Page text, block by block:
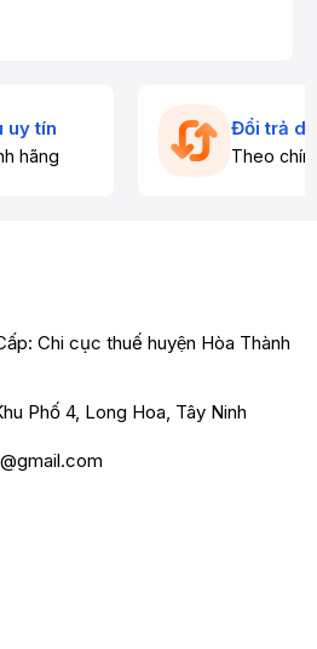
uy tín
hãng
Đổi trả
Theo
Chi cục thuế huyện Hòa Thành
Phố 4, Long Hoa, Tây Ninh